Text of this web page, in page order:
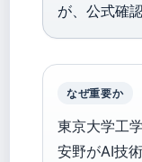
が、公式確
なぜ重要か
東京大学工
安野がAI技